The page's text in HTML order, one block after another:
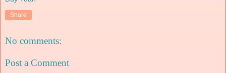
Share
No comments:
Post a Comment